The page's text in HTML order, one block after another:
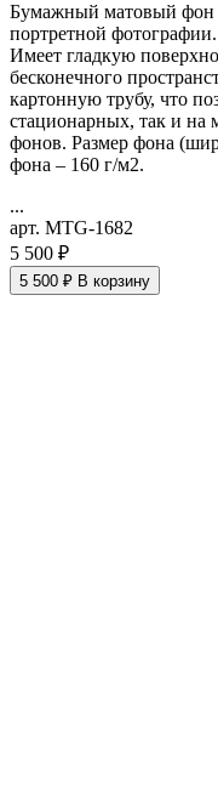
Бумажный матовый фон
портретной
Имеет гладкую
бесконечного
картонную трубу, что
стационарных, так и на
фонов. Размер фона
фона – 160 г/м2.
...
арт. MTG-1682
5 500 ₽
5 500 ₽ В корзину